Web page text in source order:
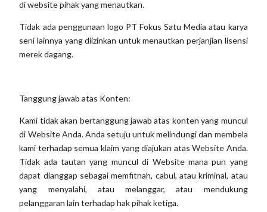
di website pihak yang menautkan.
Tidak ada penggunaan logo PT Fokus Satu Media atau karya
seni lainnya yang diizinkan untuk menautkan perjanjian lisensi
merek dagang.
Tanggung jawab atas Konten:
Kami tidak akan bertanggung jawab atas konten yang muncul
di Website Anda. Anda setuju untuk melindungi dan membela
kami terhadap semua klaim yang diajukan atas Website Anda.
Tidak ada tautan yang muncul di Website mana pun yang
dapat dianggap sebagai memfitnah, cabul, atau kriminal, atau
yang menyalahi, atau melanggar, atau mendukung
pelanggaran lain terhadap hak pihak ketiga.